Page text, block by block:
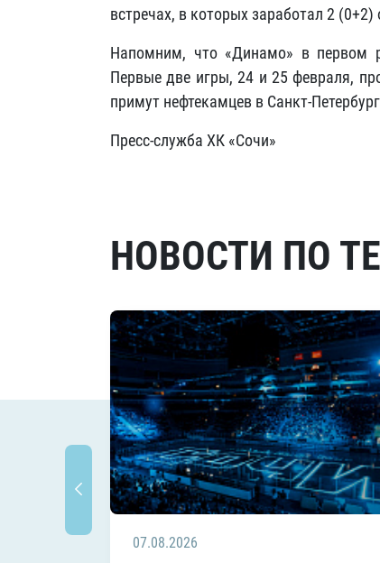
встречах, в которых заработал 2 (0+2)
Напомним, что «Динамо» в первом
Первые две игры, 24 и 25 февраля,
примут нефтекамцев в Санкт-
Пресс-служба ХК «Сочи»
НОВОСТИ ПО
07.08.2026